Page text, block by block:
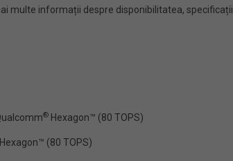
multe informații despre disponibilitatea,
® Hexagon™ (80 TOPS)
Hexagon™ (80 TOPS)